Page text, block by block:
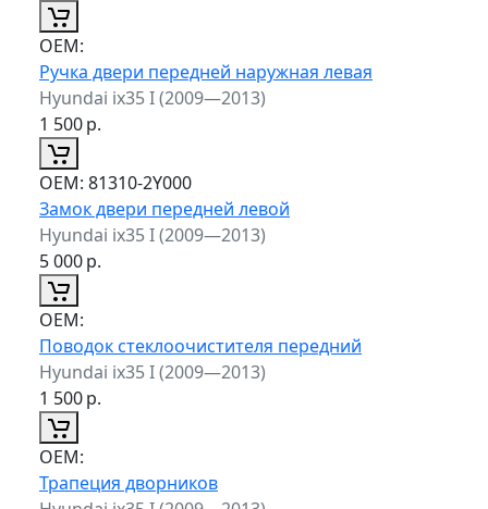
ОЕМ:
Ручка двери передней наружная левая
Hyundai ix35 I (2009—2013)
1 500р.
ОЕМ: 81310-2Y000
Замок двери передней левой
Hyundai ix35 I (2009—2013)
5 000р.
ОЕМ:
Поводок стеклоочистителя передний
Hyundai ix35 I (2009—2013)
1 500р.
ОЕМ:
Трапеция дворников